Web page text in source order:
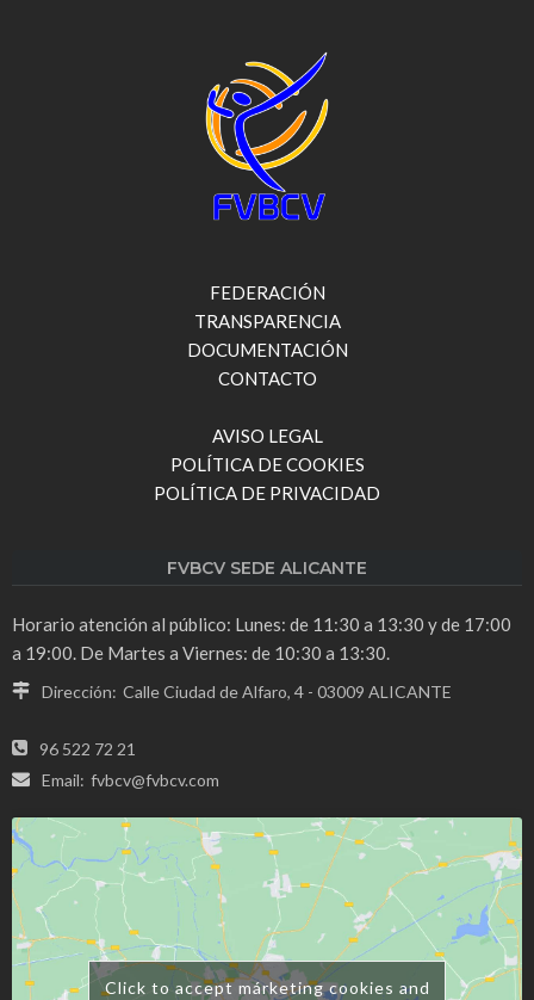
FEDERACIÓN
TRANSPARENCIA
DOCUMENTACIÓN
CONTACTO
AVISO LEGAL
POLÍTICA DE COOKIES
POLÍTICA DE PRIVACIDAD
FVBCV SEDE ALICANTE
Horario atención al público: Lunes: de 11:30 a 13:30 y de 17:00
a 19:00. De Martes a Viernes: de 10:30 a 13:30.
Dirección: Calle Ciudad de Alfaro, 4 - 03009 ALICANTE
96 522 72 21
Email: fvbcv@fvbcv.com
Click to accept márketing cookies and